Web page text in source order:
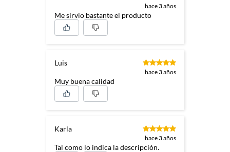
hace 3 años
Me sirvio bastante el producto
Luis
hace 3 años
Muy buena calidad
Karla
hace 3 años
Tal como lo indica la descripción.